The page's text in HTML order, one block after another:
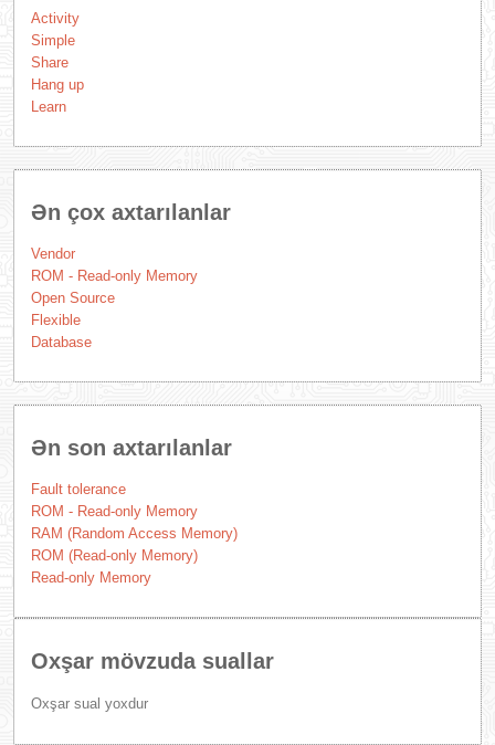
Activity
Simple
Share
Hang up
Learn
Ən çox axtarılanlar
Vendor
ROM - Read-only Memory
Open Source
Flexible
Database
Ən son axtarılanlar
Fault tolerance
ROM - Read-only Memory
RAM (Random Access Memory)
ROM (Read-only Memory)
Read-only Memory
Oxşar mövzuda suallar
Oxşar sual yoxdur